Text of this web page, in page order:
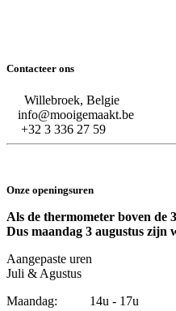
Contacteer ons
Willebroek, Belgie
info@mooigemaakt.be
+32 3 336 27 59
Onze openingsuren
Als de thermometer boven de
Dus maandag 3 augustus zijn
Aangepaste uren
Juli & Agustus
Maandag: 14u - 17u